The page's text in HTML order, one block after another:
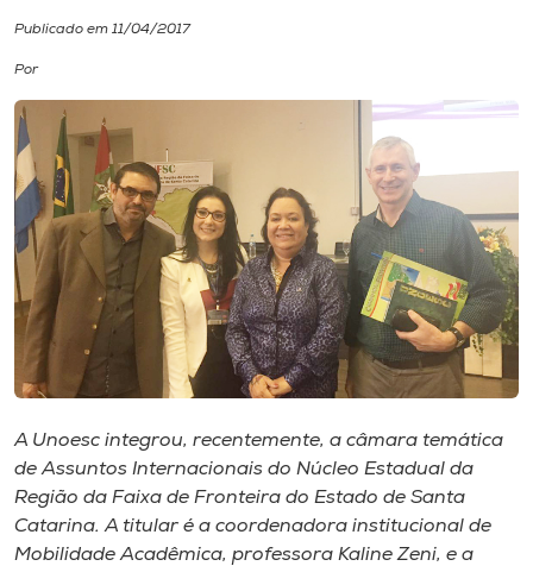
CPA
Biblioteca
Editora
Rádio
Museu
Unoesc
Selecione
Publicado em 11/04/2017
Por
A Unoesc integrou, recentemente, a câmara temática
de Assuntos Internacionais do Núcleo Estadual da
Região da Faixa de Fronteira do Estado de Santa
Catarina. A titular é a coordenadora institucional de
Mobilidade Acadêmica, professora Kaline Zeni, e a